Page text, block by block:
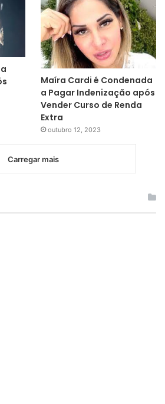
Maíra Cardi é Condenada
a Pagar Indenização após
Vender Curso de Renda
Extra
outubro 12, 2023
Carregar mais